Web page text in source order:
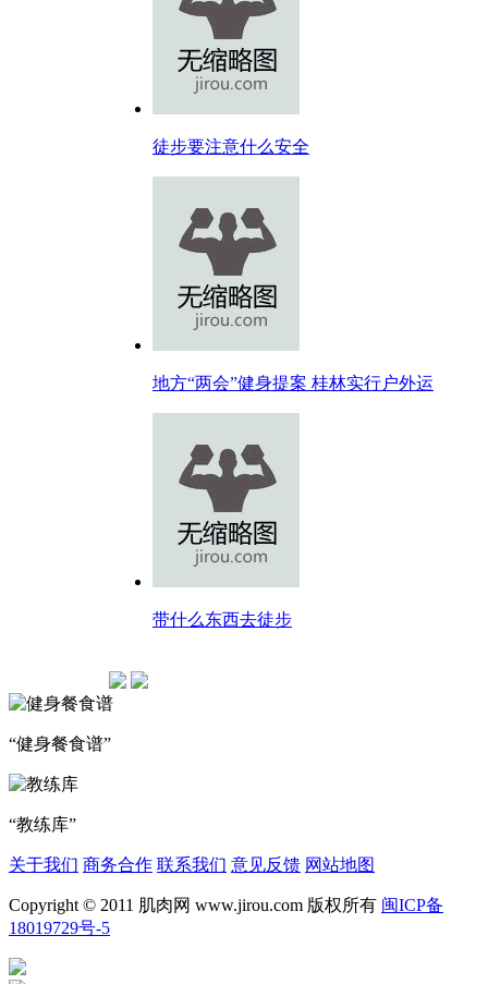
徒步要注意什么安全
地方“两会”健身提案 桂林实行户外运
带什么东西去徒步
“健身餐食谱”
“教练库”
关于我们 商务合作 联系我们 意见反馈 网站地图
Copyright © 2011 肌肉网 www.jirou.com 版权所有 闽ICP备
18019729号-5